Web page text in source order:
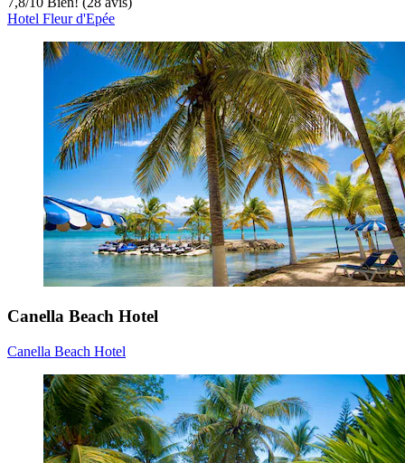
Hotel Fleur d'Epée
Canella Beach Hotel
Canella Beach Hotel